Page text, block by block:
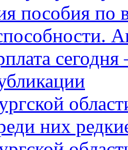
пособия по
них